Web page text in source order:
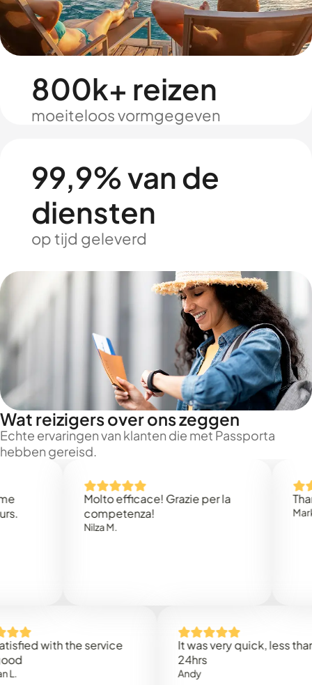
800k+ reizen
moeiteloos vormgegeven
99,9% van de
diensten
op tijd geleverd
Wat reizigers over ons zeggen
Echte ervaringen van klanten die met Passporta
hebben gereisd.
Molto efficace! Grazie per la
competenza!
Nilza M.
Thank
Mark N.
with the service
It was very quick, less than
24hrs